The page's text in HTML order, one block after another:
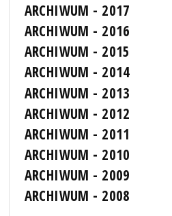
ARCHIWUM - 2017
ARCHIWUM - 2016
ARCHIWUM - 2015
ARCHIWUM - 2014
ARCHIWUM - 2013
ARCHIWUM - 2012
ARCHIWUM - 2011
ARCHIWUM - 2010
ARCHIWUM - 2009
ARCHIWUM - 2008